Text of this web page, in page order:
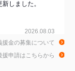
しました。
2026.08.03
報を更新しまし
援金の募集について
援申請はこちらから